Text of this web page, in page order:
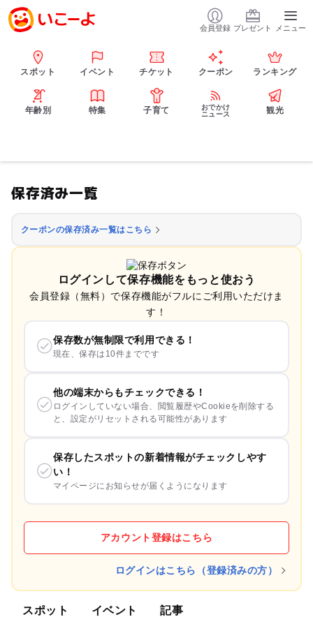
会員登録 プレゼント メニュー
スポット イベント チケット クーポン ランキング
年齢別 特集 子育て
おでかけ
ニュース
観光
保存済み一覧
クーポンの保存済み一覧はこちら
ログインして保存機能をもっと使おう
会員登録（無料）で保存機能がフルにご利用いただけま
す！
保存数が無制限で利用できる！
現在、保存は10件までです
他の端末からもチェックできる！
ログインしていない場合、閲覧履歴やCookieを削除する
と、設定がリセットされる可能性があります
保存したスポットの新着情報がチェックしやす
い！
マイページにお知らせが届くようになります
アカウント登録はこちら
ログインはこちら（登録済みの方）
スポット イベント 記事